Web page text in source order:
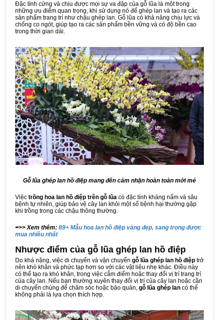
Đặc tính cứng và chịu được mọi sự va đập của gỗ lũa là một trong
những ưu điểm quan trọng, khi sử dụng nó để ghép lan và tạo ra các
sản phẩm trang trí như chậu ghép lan. Gỗ lũa có khả năng chịu lực và
chống co ngót, giúp tạo ra các sản phẩm bền vững và có độ bền cao
trong thời gian dài.
Gỗ lũa ghép lan hồ điệp mang đến cảm nhận hoàn toàn mới mẻ
Việc trồng hoa lan hồ điệp trên gỗ lũa có đặc tính kháng nấm và sâu
bệnh tự nhiên, giúp bảo vệ cây lan khỏi một số bệnh hại thường gặp
khi trồng trong các chậu thông thường.
=>> Xem thêm: 89+ Mẫu hoa lan hồ điệp vàng đẹp, sang trọng được
mua nhiều nhất
Nhược điểm của gỗ lũa ghép lan hồ điệp
Do khá nặng, việc di chuyển và vận chuyển gỗ lũa ghép lan hồ điệp trở
nên khó khăn và phức tạp hơn so với các vật liệu nhẹ khác. Điều này
có thể tạo ra khó khăn, trong việc cắm điểm hoặc thay đổi vị trí trang trí
của cây lan. Nếu bạn thường xuyên thay đổi vị trí của cây lan hoặc cần
di chuyển chúng để chăm sóc hoặc bảo quản, gỗ lũa ghép lan có thể
không phải là lựa chọn thích hợp.